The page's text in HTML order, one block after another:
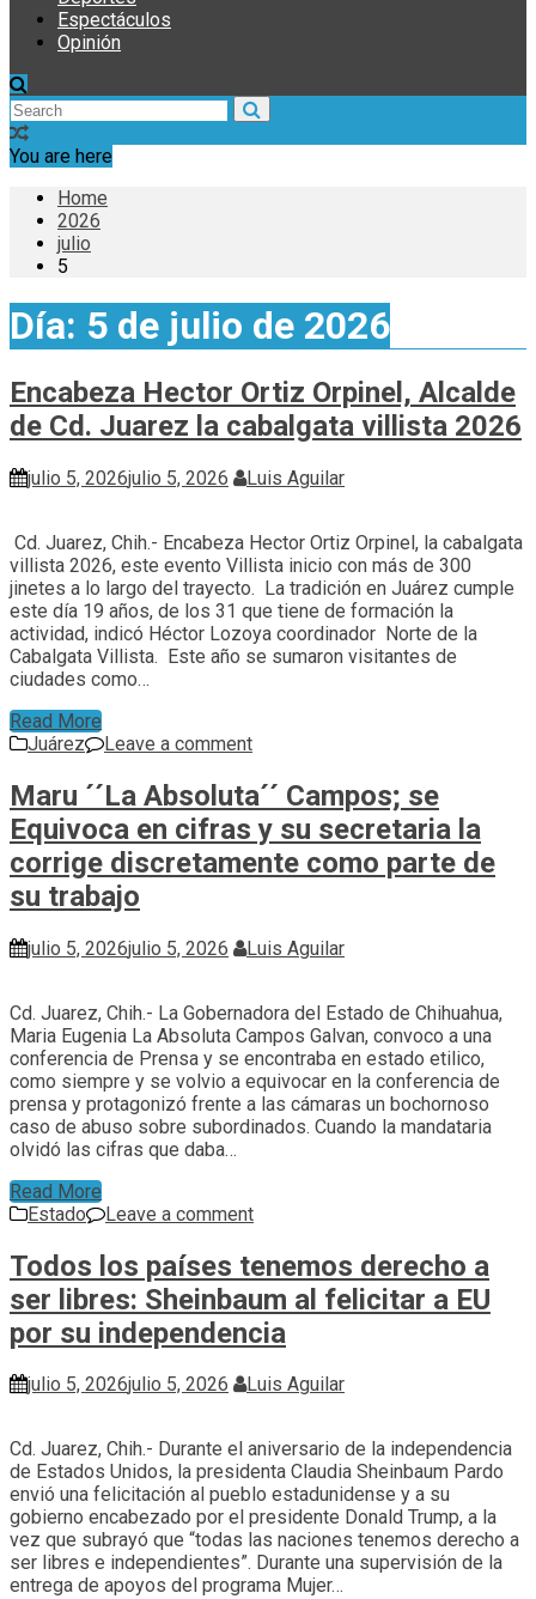
Espectáculos
Opinión
You are here
Home
2026
julio
5
Día: 5 de julio de 2026
Encabeza Hector Ortiz Orpinel, Alcalde
de Cd. Juarez la cabalgata villista 2026
julio 5, 2026julio 5, 2026 Luis Aguilar
Cd. Juarez, Chih.- Encabeza Hector Ortiz Orpinel, la cabalgata
villista 2026, este evento Villista inicio con más de 300
jinetes a lo largo del trayecto. La tradición en Juárez cumple
este día 19 años, de los 31 que tiene de formación la
actividad, indicó Héctor Lozoya coordinador Norte de la
Cabalgata Villista. Este año se sumaron visitantes de
ciudades como…
Read More
Juárez
Leave a comment
Maru ´´La Absoluta´´ Campos; se
Equivoca en cifras y su secretaria la
corrige discretamente como parte de
su trabajo
julio 5, 2026julio 5, 2026 Luis Aguilar
Cd. Juarez, Chih.- La Gobernadora del Estado de Chihuahua,
Maria Eugenia La Absoluta Campos Galvan, convoco a una
conferencia de Prensa y se encontraba en estado etilico,
como siempre y se volvio a equivocar en la conferencia de
prensa y protagonizó frente a las cámaras un bochornoso
caso de abuso sobre subordinados. Cuando la mandataria
olvidó las cifras que daba…
Read More
Estado
Leave a comment
Todos los países tenemos derecho a
ser libres: Sheinbaum al felicitar a EU
por su independencia
julio 5, 2026julio 5, 2026 Luis Aguilar
Cd. Juarez, Chih.- Durante el aniversario de la independencia
de Estados Unidos, la presidenta Claudia Sheinbaum Pardo
envió una felicitación al pueblo estadunidense y a su
gobierno encabezado por el presidente Donald Trump, a la
vez que subrayó que “todas las naciones tenemos derecho a
ser libres e independientes”. Durante una supervisión de la
entrega de apoyos del programa Mujer…